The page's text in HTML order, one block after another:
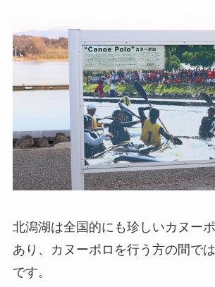
北潟湖は全国的にも珍しいカヌー
あり、カヌーポロを行う方の間で
です。